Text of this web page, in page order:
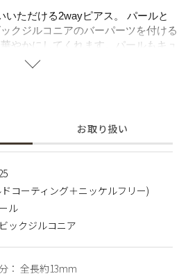
いただける2wayピアス。 パールと
クジルコニアのバーパーツを付ける
やかにしてくれます。パールもキュ
も小振りなサイズ感でデイリースタ
まれるニッケルで引き起こるアレル
いるため、形・サイズ・色味には個
、全長のサイズも異なりますのでご
しみいただけます。
くぼ等による返品、交換はできませ
お取り扱い
コーティング＋ニッケルフリー)
ル
ックジルコニア
： 全長約13mm